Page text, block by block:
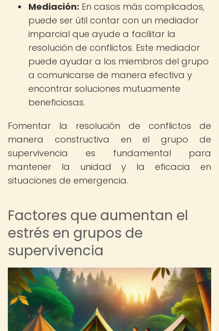
Mediación: En casos más complicados,
puede ser útil contar con un mediador
imparcial que ayude a facilitar la
resolución de conflictos. Este mediador
puede ayudar a los miembros del grupo
a comunicarse de manera efectiva y
encontrar soluciones mutuamente
beneficiosas.
Fomentar la resolución de conflictos de
manera constructiva en el grupo de
supervivencia es fundamental para
mantener la unidad y la eficacia en
situaciones de emergencia.
Factores que aumentan el
estrés en grupos de
supervivencia